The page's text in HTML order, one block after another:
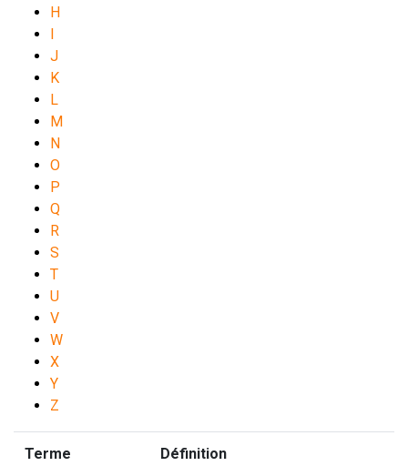
H
I
J
K
L
M
N
O
P
Q
R
S
T
U
V
W
X
Y
Z
Terme Définition